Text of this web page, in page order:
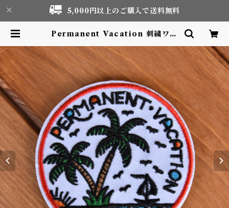
5,000円以上のご購入で送料無料
Permanent Vacation 刺繍ワッ
door Adventure Tourism gea
r shop